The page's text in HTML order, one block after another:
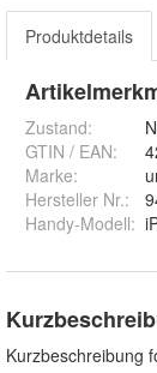
Produktdetails
Zustand:
GTIN / EAN:
Marke:
Hersteller Nr.:
Handy-Modell:
Kurzbeschreibung